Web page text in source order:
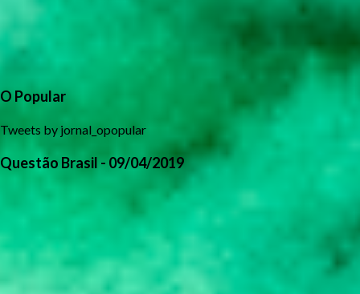
O Popular
Tweets by jornal_opopular
Questão Brasil - 09/04/2019